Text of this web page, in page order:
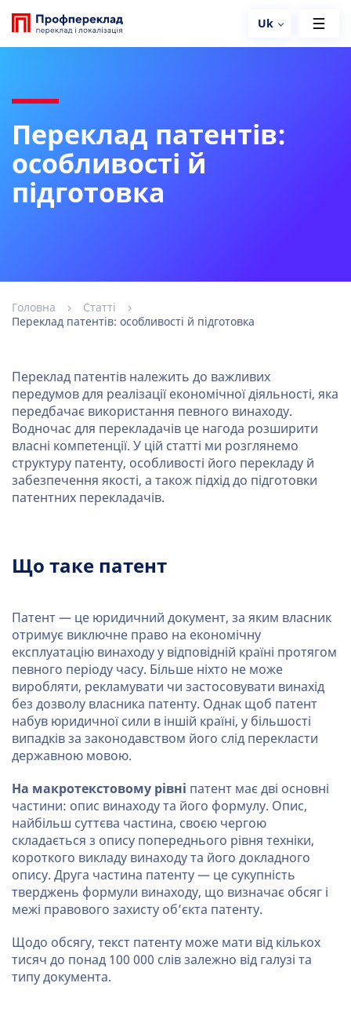
Uk
Переклад патентів:
особливості й
підготовка
Головна
Статті
Переклад патентів: особливості й підготовка
Переклад патентів належить до важливих
передумов для реалізації економічної діяльності, яка
передбачає використання певного винаходу.
Водночас для перекладачів це нагода розширити
власні компетенції. У цій статті ми розглянемо
структуру патенту, особливості його перекладу й
забезпечення якості, а також підхід до підготовки
патентних перекладачів.
Що таке патент
Патент — це юридичний документ, за яким власник
отримує виключне право на економічну
експлуатацію винаходу у відповідній країні протягом
певного періоду часу. Більше ніхто не може
виробляти, рекламувати чи застосовувати винахід
без дозволу власника патенту. Однак щоб патент
набув юридичної сили в іншій країні, у більшості
випадків за законодавством його слід перекласти
державною мовою.
На макротекстовому рівні патент має дві основні
частини: опис винаходу та його формулу. Опис,
найбільш суттєва частина, своєю чергою
складається з опису попереднього рівня техніки,
короткого викладу винаходу та його докладного
опису. Друга частина патенту — це сукупність
тверджень формули винаходу, що визначає обсяг і
межі правового захисту об’єкта патенту.
Щодо обсягу, текст патенту може мати від кількох
тисяч до понад 100 000 слів залежно від галузі та
типу документа.